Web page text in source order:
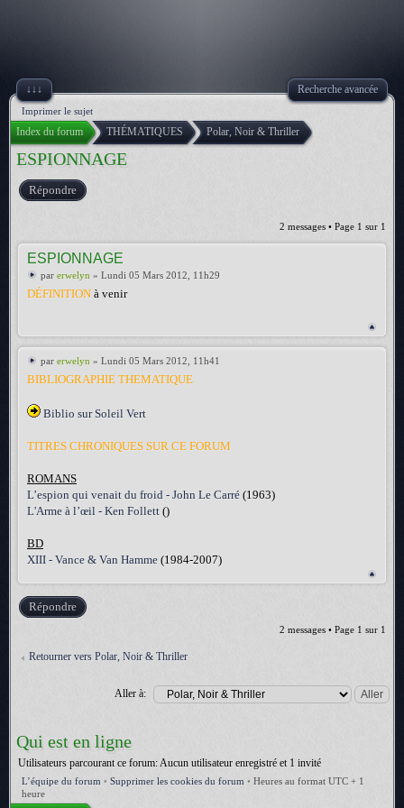
↓↓↓ Recherche avancée
Imprimer le sujet
Index du forum THÉMATIQUES Polar, Noir & Thriller
ESPIONNAGE
Répondre
2 messages • Page 1 sur 1
ESPIONNAGE
par erwelyn » Lundi 05 Mars 2012, 11h29
DÉFINITION à venir
par erwelyn » Lundi 05 Mars 2012, 11h41
BIBLIOGRAPHIE THEMATIQUE
Biblio sur Soleil Vert
TITRES CHRONIQUES SUR CE FORUM
ROMANS
L’espion qui venait du froid - John Le Carré (1963)
L'Arme à l’œil - Ken Follett ()
BD
XIII - Vance & Van Hamme (1984-2007)
Répondre
2 messages • Page 1 sur 1
Retourner vers Polar, Noir & Thriller
Aller à:
Qui est en ligne
Utilisateurs parcourant ce forum: Aucun utilisateur enregistré et 1 invité
L’équipe du forum • Supprimer les cookies du forum • Heures au format UTC + 1
heure